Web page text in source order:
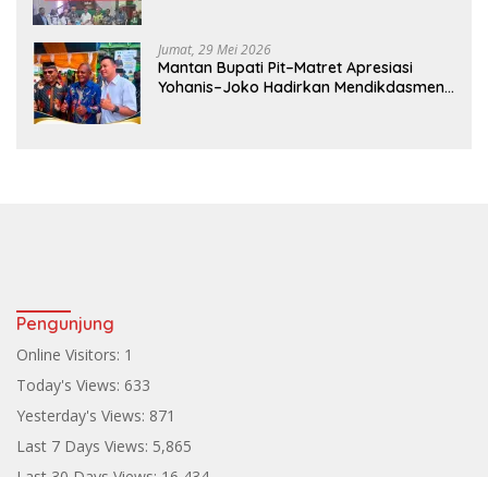
Jumat, 29 Mei 2026
Mantan Bupati Pit–Matret Apresiasi
Yohanis–Joko Hadirkan Mendikdasmen
Pengunjung
Online Visitors: 1
Today's Views: 633
Yesterday's Views: 871
Last 7 Days Views: 5,865